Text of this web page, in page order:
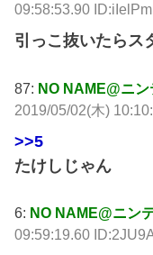
09:58:53.90
引っこ抜いたらス
87: NO NAME@ニ
2019/05/02(木)
>>5
たけしじゃん
6: NO NAME@ニン
09:59:19.60